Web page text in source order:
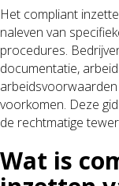
Het compliant
naleven van
procedures.
documentatie,
voorkomen. Deze
de rechtmatige
Wat is